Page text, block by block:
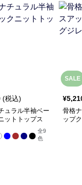
(税込)
ュラル半袖ベー
ットトップス
全9
色
SALE
¥
骨格
ップ